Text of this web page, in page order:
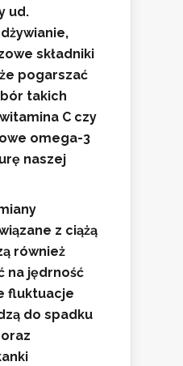
ud.
składniki
pogarszać
takich
witamina C czy
omega-3
naszej
z ciążą
również
na jędrność
fluktuacje
do spadku